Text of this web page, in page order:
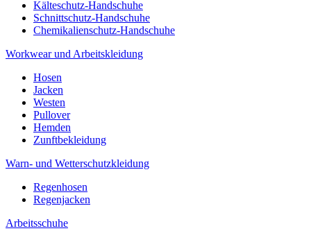
Kälteschutz-Handschuhe
Schnittschutz-Handschuhe
Chemikalienschutz-Handschuhe
Workwear und Arbeitskleidung
Hosen
Jacken
Westen
Pullover
Hemden
Zunftbekleidung
Warn- und Wetterschutzkleidung
Regenhosen
Regenjacken
Arbeitsschuhe